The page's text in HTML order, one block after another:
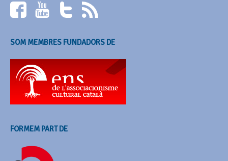
SOM MEMBRES FUNDADORS DE
FORMEM PART DE